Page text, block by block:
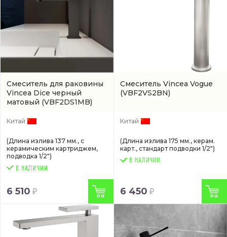
Смеситель для раковины
Vincea Dice черный
матовый (VBF2DS1MB)
Китай
(Длина излива 137 мм., с
керамическим картриджем,
подводка 1/2")
6 510
Смеситель Vincea Vogue
(VBF2VS2BN)
Китай
(Длина излива 175 мм., керам.
карт., стандарт подводки 1/2")
В НАЛИЧИИ
6 450